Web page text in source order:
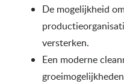
De mogelijkheid
versterken.
Een moderne